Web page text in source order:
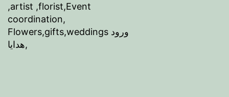
,artist ,florist,Event
coordination,
Flowers,gifts,weddings ورود
,هدايا